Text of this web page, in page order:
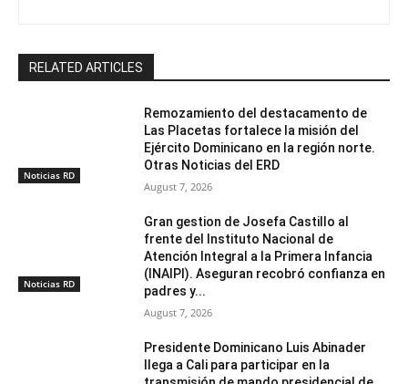
RELATED ARTICLES
Noticias RD
Remozamiento del destacamento de
Las Placetas fortalece la misión del
Ejército Dominicano en la región norte.
Otras Noticias del ERD
August 7, 2026
Noticias RD
Gran gestion de Josefa Castillo al
frente del Instituto Nacional de
Atención Integral a la Primera Infancia
(INAIPI). Aseguran recobró confianza en
padres y...
August 7, 2026
Presidente Dominicano Luis Abinader
llega a Cali para participar en la